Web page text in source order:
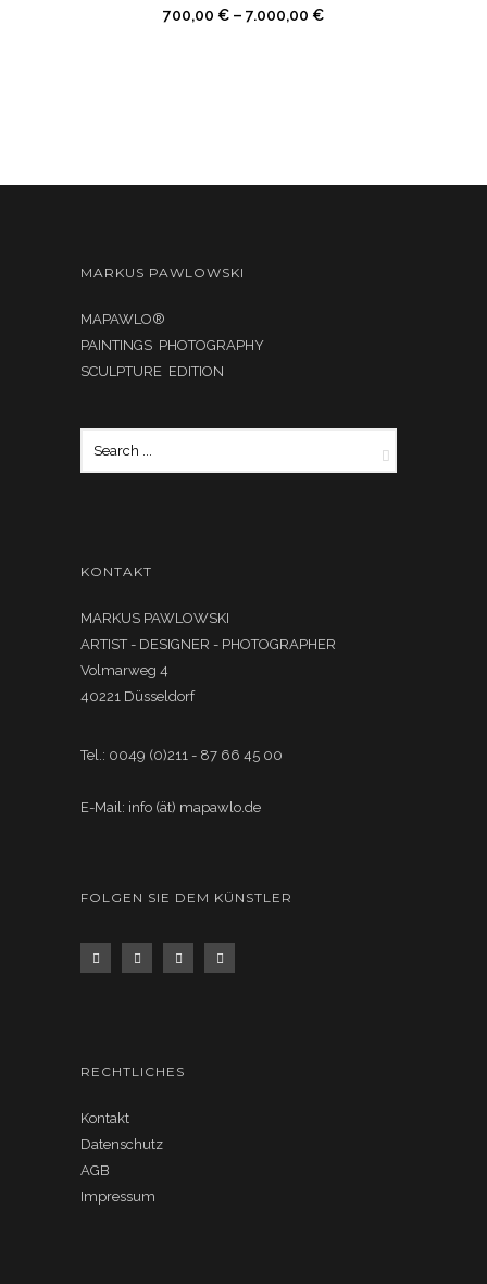
700,00 € – 7.000,00 €
MARKUS PAWLOWSKI
MAPAWLO®
PAINTINGS PHOTOGRAPHY
SCULPTURE EDITION
KONTAKT
MARKUS PAWLOWSKI
ARTIST - DESIGNER - PHOTOGRAPHER
Volmarweg 4
40221 Düsseldorf
Tel.: 0049 (0)211 - 87 66 45 00
E-Mail: info (ät) mapawlo.de
FOLGEN SIE DEM KÜNSTLER
RECHTLICHES
Kontakt
Datenschutz
AGB
Impressum